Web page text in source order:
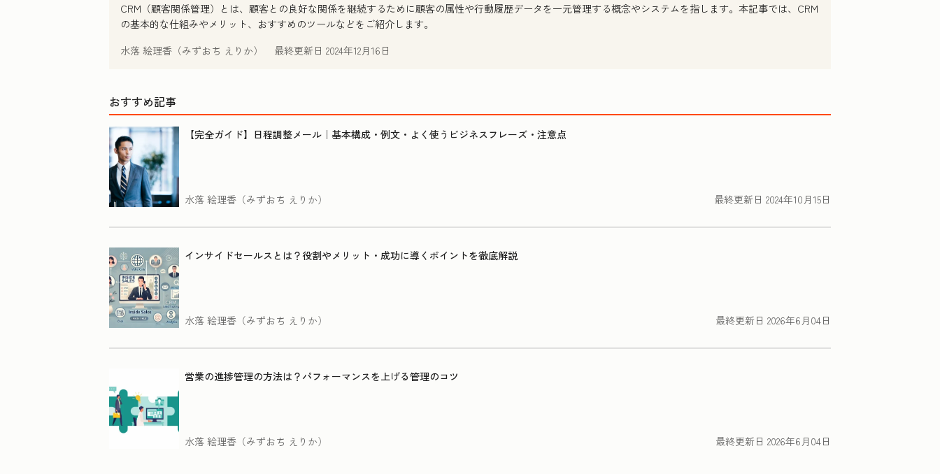
CRM（顧客関係管理）とは、顧客との良好な関係を継続するために顧客の属性や行動履歴データを一元管理する概念やシステムを指します。本記事では、CRM
の基本的な仕組みやメリット、おすすめのツールなどをご紹介します。
水落 絵理香（みずおち えりか）
最終更新日 2024年12月16日
おすすめ記事
【完全ガイド】日程調整メール｜基本構成・例文・よく使うビジネスフレーズ・注意点
水落 絵理香（みずおち えりか） 最終更新日 2024年10月15日
インサイドセールスとは？役割やメリット・成功に導くポイントを徹底解説
水落 絵理香（みずおち えりか） 最終更新日 2026年6月04日
営業の進捗管理の方法は？パフォーマンスを上げる管理のコツ
水落 絵理香（みずおち えりか） 最終更新日 2026年6月04日